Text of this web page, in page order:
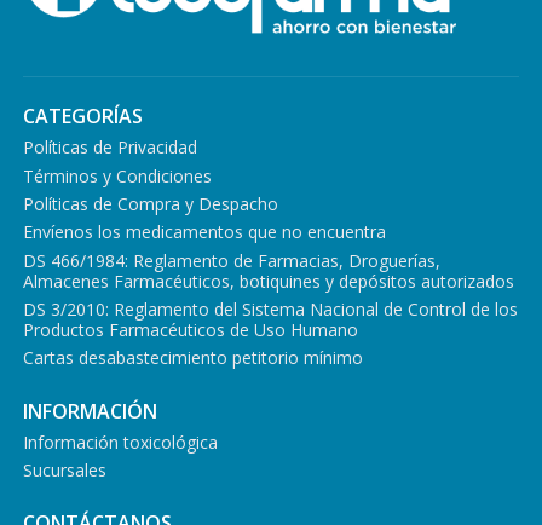
CATEGORÍAS
Políticas de Privacidad
Términos y Condiciones
Políticas de Compra y Despacho
Envíenos los medicamentos que no encuentra
DS 466/1984: Reglamento de Farmacias, Droguerías,
Almacenes Farmacéuticos, botiquines y depósitos autorizados
DS 3/2010: Reglamento del Sistema Nacional de Control de los
Productos Farmacéuticos de Uso Humano
Cartas desabastecimiento petitorio mínimo
INFORMACIÓN
Información toxicológica
Sucursales